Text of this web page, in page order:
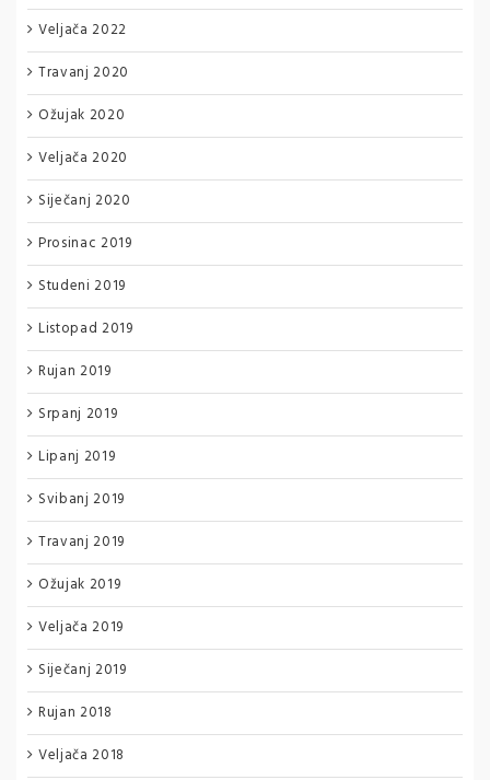
Veljača 2022
Travanj 2020
Ožujak 2020
Veljača 2020
Siječanj 2020
Prosinac 2019
Studeni 2019
Listopad 2019
Rujan 2019
Srpanj 2019
Lipanj 2019
Svibanj 2019
Travanj 2019
Ožujak 2019
Veljača 2019
Siječanj 2019
Rujan 2018
Veljača 2018